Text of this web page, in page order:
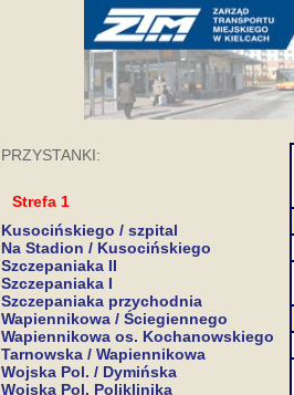
PRZYSTANKI:
Strefa 1
Kusocińskiego / szpital
Na Stadion / Kusocińskiego
Szczepaniaka II
Szczepaniaka I
Szczepaniaka przychodnia
Wapiennikowa / Ściegiennego
Wapiennikowa os. Kochanowskiego
Tarnowska / Wapiennikowa
Wojska Pol. / Dymińska
Wojska Pol. Poliklinika